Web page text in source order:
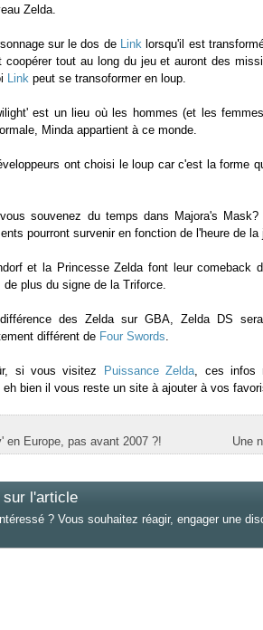
Zelda.
sur le dos de Link lorsqu'il est
coopérer tout au long du jeu et auront des
Link peut se transoformer en loup.
est un lieu où les hommes (et les
Minda appartient à ce monde.
ont choisi le loup car c'est la forme
souvenez du temps dans Majora's
pourront survenir en fonction de l'heure de la
et la Princesse Zelda font leur comeback
de plus du signe de la Triforce.
des Zelda sur GBA, Zelda DS
différent de Four Swords.
si vous visitez Puissance Zelda, ces infos
eh bien il vous reste un site à ajouter à vos
Une
en Europe, pas avant 2007 ?!
sur l'article
? Vous souhaitez réagir, engager une